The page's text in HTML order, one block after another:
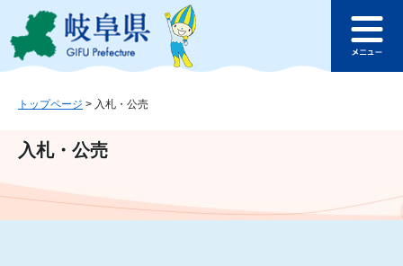
ジ
ュ
文
このページの本文へ
ュ
トップページ > 入札・公売
入札・公売